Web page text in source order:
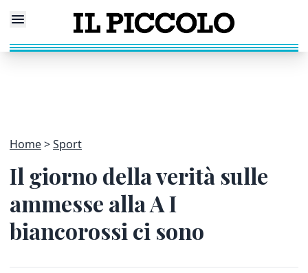
Home Sport
Il giorno della verità sulle
ammesse alla A I
biancorossi ci sono